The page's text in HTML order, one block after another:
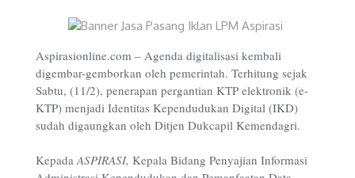
Aspirasionline.com – Agenda digitalisasi kembali
digembar-gemborkan oleh pemerintah. Terhitung sejak
Sabtu, (11/2), penerapan pergantian KTP elektronik (e-
KTP) menjadi Identitas Kependudukan Digital (IKD)
sudah digaungkan oleh Ditjen Dukcapil Kemendagri.
KepadaASPIRASI, Kepala Bidang Penyajian Informasi